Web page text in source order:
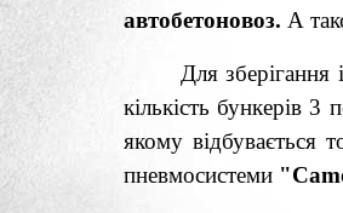
автобетоновоз. А
Для зберігання
кількість бункерів
якому відбувається
пневмосистеми